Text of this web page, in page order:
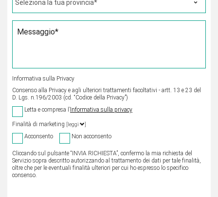
Messaggio*
Informativa sulla Privacy
Consenso alla Privacy e agli ulteriori trattamenti facoltativi - artt. 13 e 23 del
D. Lgs. n.196/2003 (cd. “Codice della Privacy”)
Letta e compresa l’ Informativa sulla privacy
Finalità di marketing [leggi
Acconsento Non acconsento
Cliccando sul pulsante “INVIA RICHIESTA”, confermo la mia richiesta del
Servizio sopra descritto autorizzando al trattamento dei dati per tale finalità,
oltre che per le eventuali finalità ulteriori per cui ho espresso lo specifico
consenso.